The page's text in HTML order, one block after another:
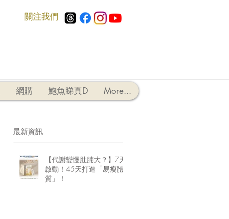
​關注我們
網購 鮑魚睇真D More...
最新資訊
【代謝變慢肚腩大？】7天
啟動！45天打造「易瘦體
質」！